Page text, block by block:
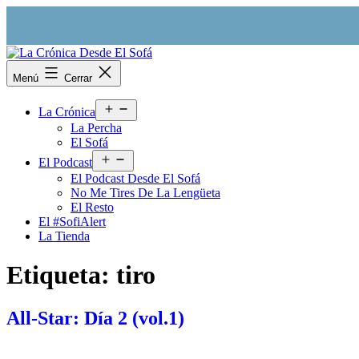
La
Crónica
Menú Cerrar
La Crónica
el
La Percha
El Sofá
El Podcast
el
menú
El Podcast Desde El Sofá
No Me Tires De La Lengüeta
El Resto
El #SofiAlert
La Tienda
Etiqueta: tiro
All-Star: Día 2 (vol.1)